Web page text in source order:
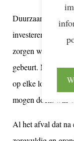
Duurzaamheid
investeren we in
zorgen we ervoor
gebeurt. Met deze
op elke locatie,
mogen doen: win-
Al het afval dat na